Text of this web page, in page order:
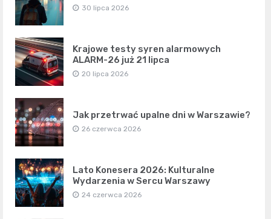
30 lipca 2026
Krajowe testy syren alarmowych
ALARM-26 już 21 lipca
20 lipca 2026
Jak przetrwać upalne dni w Warszawie?
26 czerwca 2026
Lato Konesera 2026: Kulturalne
Wydarzenia w Sercu Warszawy
24 czerwca 2026